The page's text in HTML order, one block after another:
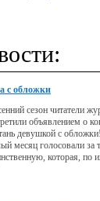
с обложки
сезон читатели
объявлением о
девушкой с
месяц голосовали за
которая, по